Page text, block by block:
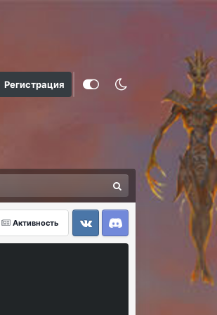
Регистрация
Активность
VK
Discord